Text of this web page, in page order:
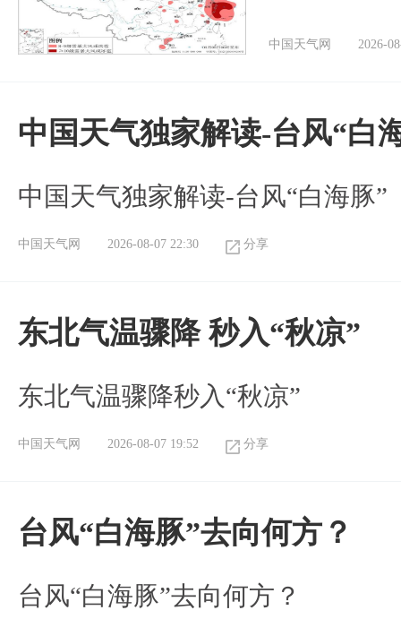
中国天气网 2026-
中国天气独家解读-台风“白
中国天气独家解读-台风“白海豚”
中国天气网 2026-08-07 22:30 分享
东北气温骤降 秒入“秋凉”
东北气温骤降秒入“秋凉”
中国天气网 2026-08-07 19:52 分享
台风“白海豚”去向何方？
台风“白海豚”去向何方？